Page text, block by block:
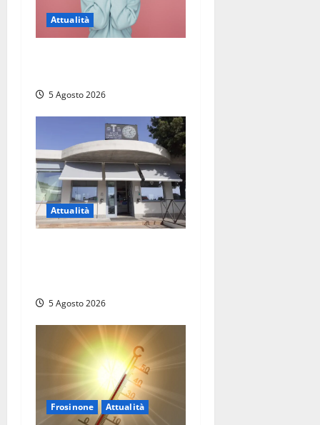
Attualità
5 Agosto 2026
Attualità
5 Agosto 2026
Frosinone Attualità